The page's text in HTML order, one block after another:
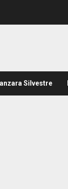
Silvestre